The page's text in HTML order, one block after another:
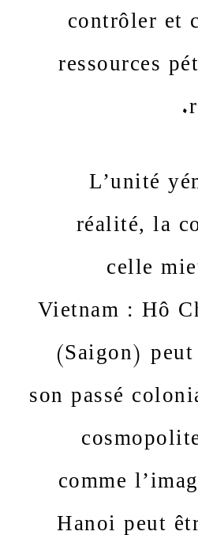
contrôler et
ressources
L’unité
réalité, la
celle
Vietnam : Hô
(Saigon)
son passé
comme
Hanoi peut